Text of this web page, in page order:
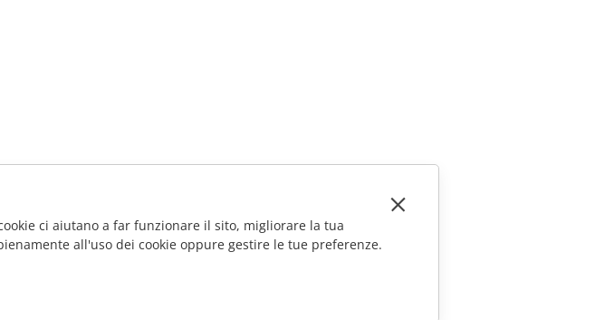
ci aiutano a far funzionare il sito, migliorare la tua
all'uso dei cookie oppure gestire le tue preferenze.